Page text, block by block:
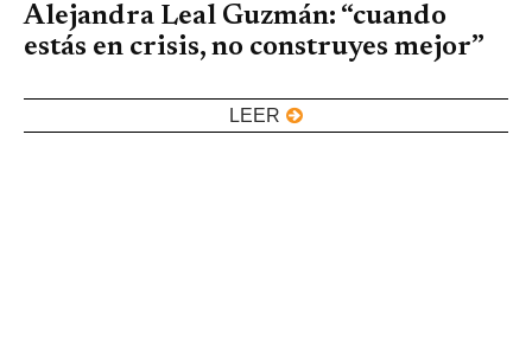
Alejandra Leal Guzmán: “cuando
estás en crisis, no construyes mejor”
LEER